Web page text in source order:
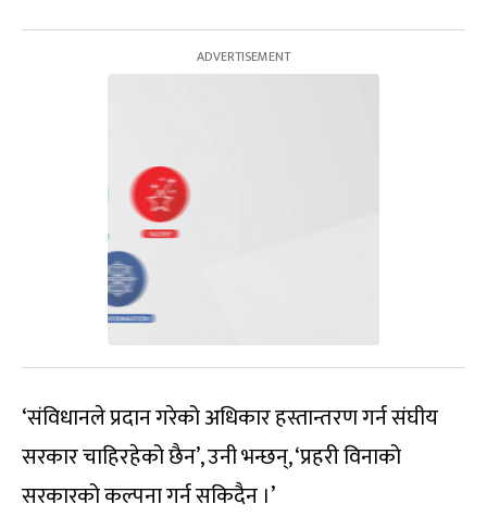
‘संविधानले प्रदान गरेको अधिकार हस्तान्तरण गर्न संघीय
सरकार चाहिरहेको छैन’, उनी भन्छन्, ‘प्रहरी विनाको
सरकारको कल्पना गर्न सकिदैन ।’